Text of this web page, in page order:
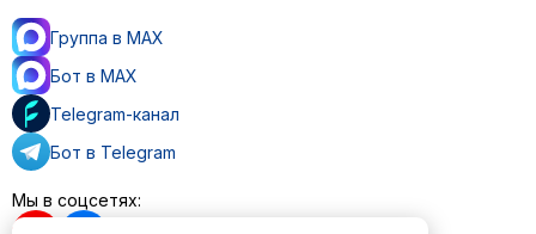
Группа в MAX
Бот в MAX
Telegram-канал
Бот в Telegram
Мы в соцсетях: